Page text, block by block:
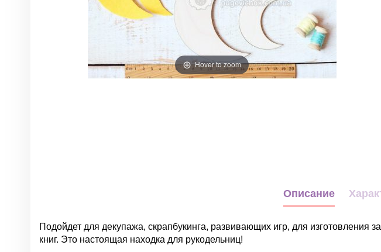
Hover to zoom
Описание
Подойдет для декупажа, скрапбукинга, развивающих игр, для изготовления
книг. Это настоящая находка для рукодельниц!